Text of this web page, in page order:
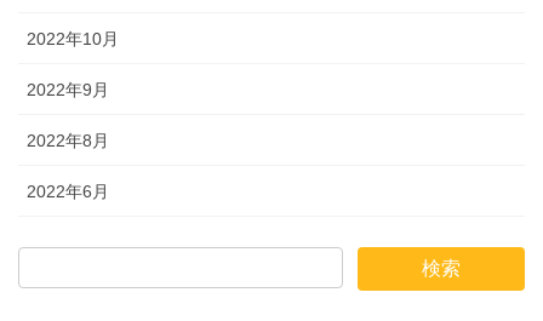
2022年10月
2022年9月
2022年8月
2022年6月